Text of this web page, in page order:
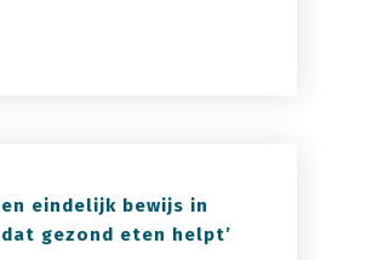
eindelijk bewijs in
gezond eten helpt’